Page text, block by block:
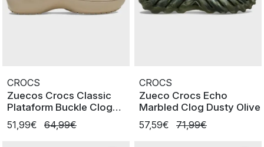
CROCS
Zuecos Crocs Classic
Plataform Buckle Clog
Dulce
51,99€ 64,99€
CROCS
Zueco Crocs Echo
Marbled Clog Dusty Olive
57,59€
71,99€